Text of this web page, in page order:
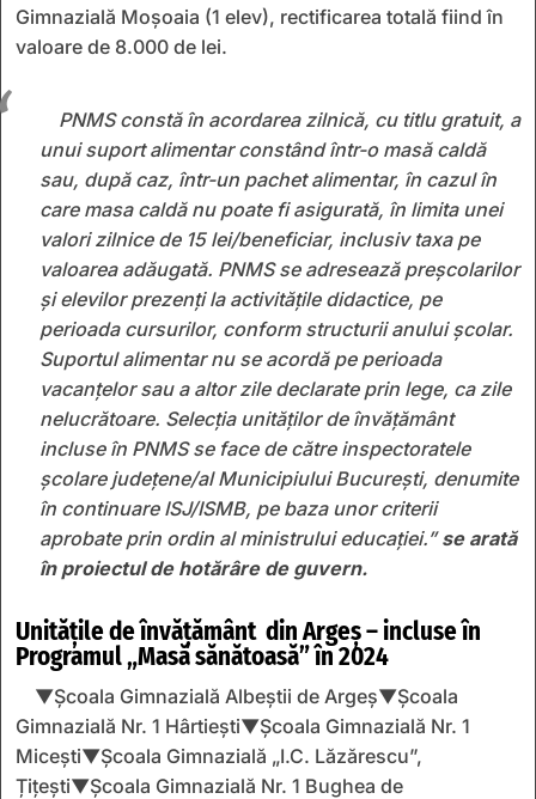
Gimnazială Moșoaia (1 elev), rectificarea totală fiind în
valoare de 8.000 de lei.
PNMS constă în acordarea zilnică, cu titlu gratuit, a
unui suport alimentar constând într-o masă caldă
sau, după caz, într-un pachet alimentar, în cazul în
care masa caldă nu poate fi asigurată, în limita unei
valori zilnice de 15 lei/beneficiar, inclusiv taxa pe
valoarea adăugată. PNMS se adresează preșcolarilor
și elevilor prezenți la activitățile didactice, pe
perioada cursurilor, conform structurii anului școlar.
Suportul alimentar nu se acordă pe perioada
vacanțelor sau a altor zile declarate prin lege, ca zile
nelucrătoare. Selecția unităților de învățământ
incluse în PNMS se face de către inspectoratele
școlare județene/al Municipiului București, denumite
în continuare ISJ/ISMB, pe baza unor criterii
aprobate prin ordin al ministrului educației.”se arată
în proiectul de hotărâre de guvern.
Unitățile de învățământ din Argeș – incluse în
Programul „Masă sănătoasă” în 2024
▼Școala Gimnazială Albeștii de Argeș▼Școala
Gimnazială Nr. 1 Hârtiești▼Școala Gimnazială Nr. 1
Micești▼Școala Gimnazială „I.C. Lăzărescu”,
Țițești▼Școala Gimnazială Nr. 1 Bughea de